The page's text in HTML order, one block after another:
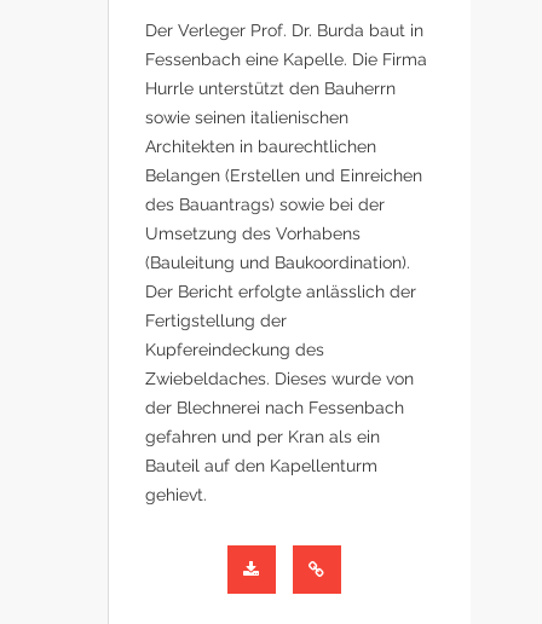
Der Verleger Prof. Dr. Burda baut in
Fessenbach eine Kapelle. Die Firma
Hurrle unterstützt den Bauherrn
sowie seinen italienischen
Architekten in baurechtlichen
Belangen (Erstellen und Einreichen
des Bauantrags) sowie bei der
Umsetzung des Vorhabens
(Bauleitung und Baukoordination).
Der Bericht erfolgte anlässlich der
Fertigstellung der
Kupfereindeckung des
Zwiebeldaches. Dieses wurde von
der Blechnerei nach Fessenbach
gefahren und per Kran als ein
Bauteil auf den Kapellenturm
gehievt.